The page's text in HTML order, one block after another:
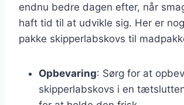
endnu bedre dagen efter, når
haft tid til at udvikle sig. Her er
pakke skipperlabskovs til
Opbevaring: Sørg for at
skipperlabskovs i en